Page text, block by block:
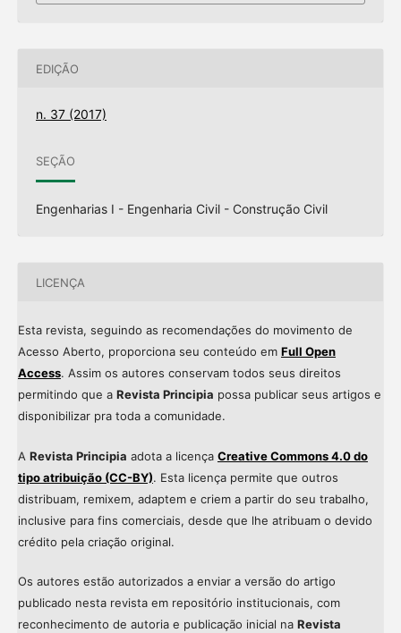
EDIÇÃO
n. 37 (2017)
SEÇÃO
Engenharias I - Engenharia Civil - Construção Civil
LICENÇA
Esta revista, seguindo as recomendações do movimento de
Acesso Aberto, proporciona seu conteúdo em Full Open
Access. Assim os autores conservam todos seus direitos
permitindo que a Revista Principia possa publicar seus artigos e
disponibilizar pra toda a comunidade.
A Revista Principia adota a licença Creative Commons 4.0 do
tipo atribuição (CC-BY). Esta licença permite que outros
distribuam, remixem, adaptem e criem a partir do seu trabalho,
inclusive para fins comerciais, desde que lhe atribuam o devido
crédito pela criação original.
Os autores estão autorizados a enviar a versão do artigo
publicado nesta revista em repositório institucionais, com
reconhecimento de autoria e publicação inicial na Revista